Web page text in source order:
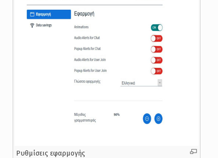
Ρυθμίσεις εφαρμογής